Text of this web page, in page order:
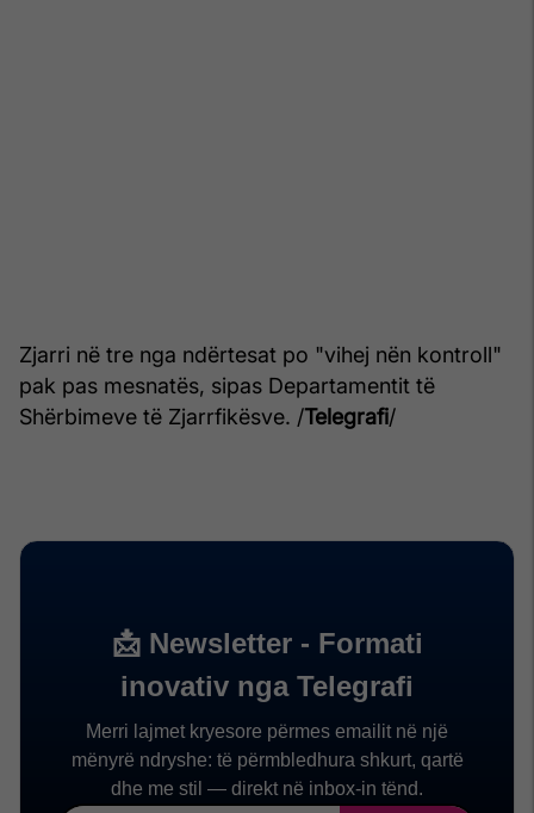
Zjarri në tre nga ndërtesat po "vihej nën kontroll"
pak pas mesnatës, sipas Departamentit të
Shërbimeve të Zjarrfikësve. /Telegrafi/